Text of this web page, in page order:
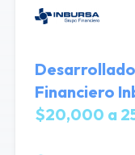
Financiero
$20,000 a